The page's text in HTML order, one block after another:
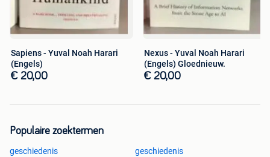
Sapiens - Yuval Noah Harari
(Engels)
€ 20,00
Nexus - Yuval Noah Harari
(Engels) Gloednieuw.
€ 20,00
Populaire zoektermen
geschiedenis
geschiedenis